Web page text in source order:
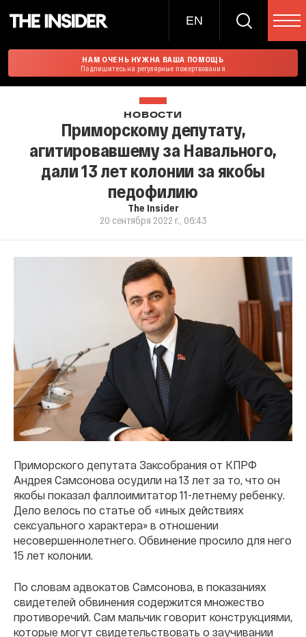
EN
НАМ ОЧЕНЬ НУЖНА ВАША ПОМОЩЬ
Подпишитесь на регулярные пожертвования
НОВОСТИ
Приморскому депутату,
агитировавшему за Навального,
дали 13 лет колонии за якобы
педофилию
The Insider
20 сентября 2022 г., 06:43
Приморского депутата Заксобрания от КПРФ
Андрея Самсонова осудили на 13 лет за то, что он
якобы показал фаллоимитатор 11-летнему ребенку.
Дело велось по статье об «иных действиях
сексуального характера» в отношении
несовершеннолетнего. Обвинение просило для него
15 лет колонии.
По словам адвокатов Самсонова, в показаниях
свидетелей обвинения содержится множество
противоречий. Сам мальчик говорит конструкциями,
которые могут свидетельствовать о заучивании